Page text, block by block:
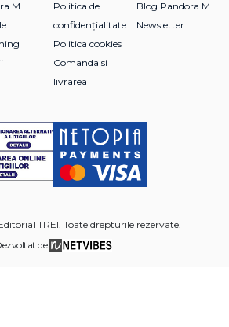
M
Politica de
confidențialitate
Politica cookies
Comanda si
livrarea
Blog Pandora M
Newsletter
TREI. Toate drepturile rezervate.
de: